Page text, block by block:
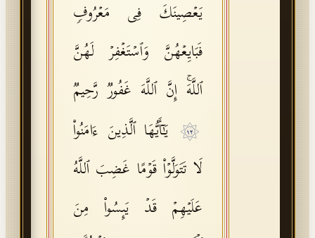
یَعۡصِینَكَ فِی مَعۡرُوفࣲ
فَبَایِعۡهُنَّ وَٱسۡتَغۡفِرۡ لَهُنَّ
ٱللَّهَۚ إِنَّ ٱللَّهَ غَفُورࣱ رَّحِیمࣱ
١٢
یَـٰۤأَیُّهَا ٱلَّذِینَ ءَامَنُوا۟
لَا تَتَوَلَّوۡا۟ قَوۡمًا غَضِبَ ٱللَّهُ
عَلَیۡهِمۡ قَدۡ یَىِٕسُوا۟ مِنَ